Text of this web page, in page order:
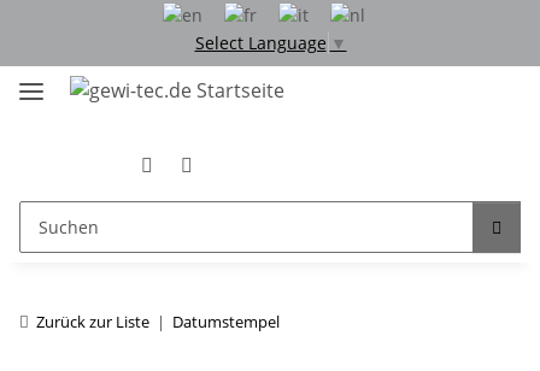
Select Language ▼
Zurück zur Liste Datumstempel